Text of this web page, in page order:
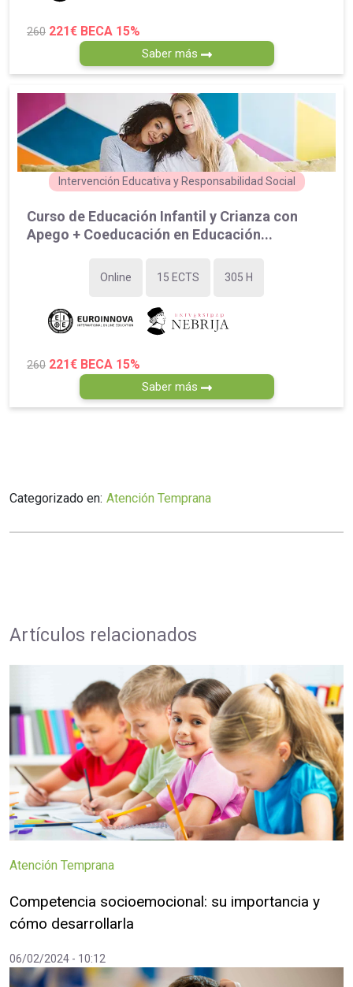
260 221€ BECA 15%
Saber más
Intervención Educativa y Responsabilidad Social
Curso de Educación Infantil y Crianza con
Apego + Coeducación en Educación...
Online 15 ECTS 305 H
260 221€ BECA 15%
Saber más
Categorizado en: Atención Temprana
Artículos relacionados
Atención Temprana
Competencia socioemocional: su importancia y
cómo desarrollarla
06/02/2024 - 10:12